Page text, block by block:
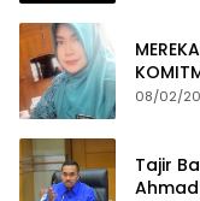
08/02/
Tajir